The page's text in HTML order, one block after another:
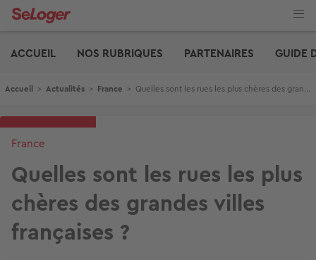
Aller
ACCUEIL
NOS RUBRIQUES PARTENAIRES GUIDE
Fil d'Ariane
Accueil > Actualités > France > Quelles sont les rues les plus chères des grandes villes françaises ?
France
Quelles sont les rues les plus
chères des grandes villes
françaises ?